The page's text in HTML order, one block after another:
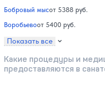
Бобровый мысот 5388 руб.
Воробьевоот 5400 руб.
Показать все
Какие процедуры и
предоставляются в